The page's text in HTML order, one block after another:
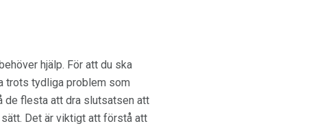
hjälp. För att du ska
trots tydliga problem som
de flesta att dra slutsatsen att
Det är viktigt att förstå att